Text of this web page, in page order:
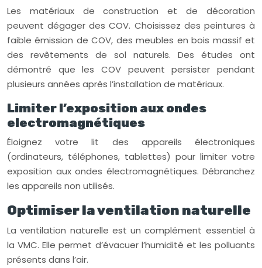
Les matériaux de construction et de décoration
peuvent dégager des COV. Choisissez des peintures à
faible émission de COV, des meubles en bois massif et
des revêtements de sol naturels. Des études ont
démontré que les COV peuvent persister pendant
plusieurs années après l’installation de matériaux.
Limiter l’exposition aux ondes
electromagnétiques
Éloignez votre lit des appareils électroniques
(ordinateurs, téléphones, tablettes) pour limiter votre
exposition aux ondes électromagnétiques. Débranchez
les appareils non utilisés.
Optimiser la ventilation naturelle
La ventilation naturelle est un complément essentiel à
la VMC. Elle permet d’évacuer l’humidité et les polluants
présents dans l’air.